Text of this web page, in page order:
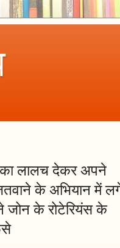
का लालच देकर अपने
के अभियान में
जोन के रोटेरियंस के